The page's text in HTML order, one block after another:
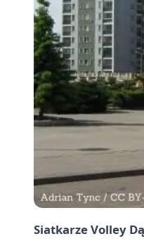
Siatkarze Volley